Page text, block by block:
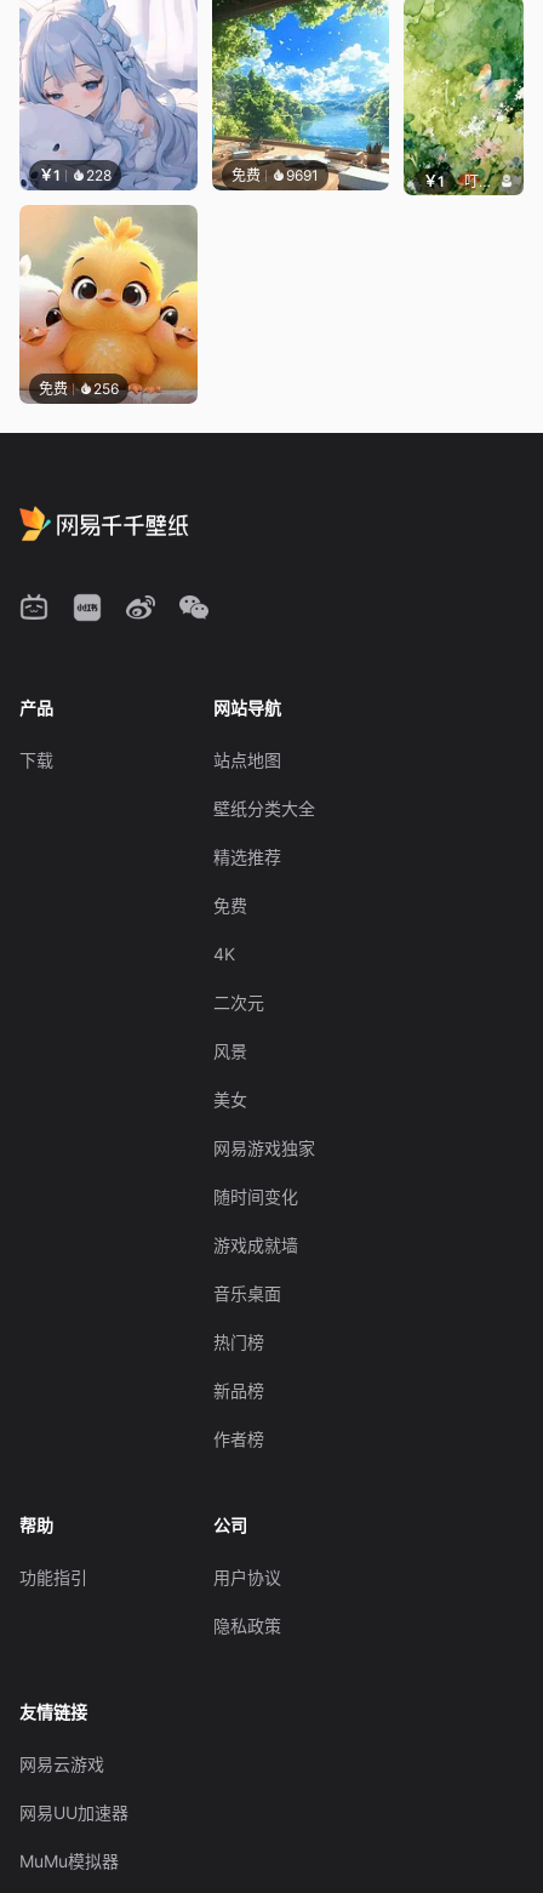
￥1 228 免费 9691
免费 256
￥1 叮叮当当
产品
下载
网站导航
站点地图
壁纸分类大全
精选推荐
免费
4K
二次元
风景
美女
网易游戏独家
随时间变化
游戏成就墙
音乐桌面
热门榜
新品榜
作者榜
帮助
功能指引
公司
用户协议
隐私政策
友情链接
网易云游戏
网易UU加速器
MuMu模拟器